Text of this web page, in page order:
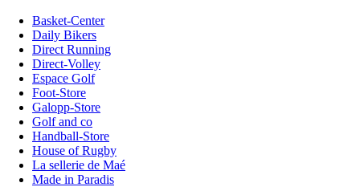
Basket-Center
Daily Bikers
Direct Running
Direct-Volley
Espace Golf
Foot-Store
Galopp-Store
Golf and co
Handball-Store
House of Rugby
La sellerie de Maé
Made in Paradis